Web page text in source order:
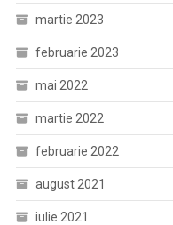
martie 2023
februarie 2023
mai 2022
martie 2022
februarie 2022
august 2021
iulie 2021